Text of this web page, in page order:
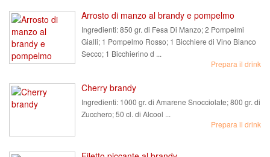
Arrosto di manzo al brandy e pompelmo
Ingredienti:850 gr. di Fesa Di Manzo; 2 Pompelmi
Gialli; 1 Pompelmo Rosso; 1 Bicchiere di Vino Bianco
Secco; 1 Bicchierino d ...
Prepara il drink
Cherry brandy
Ingredienti: 1000 gr. di Amarene Snocciolate; 800 gr. di
Zucchero; 50 cl. di Alcool ...
Prepara il drink